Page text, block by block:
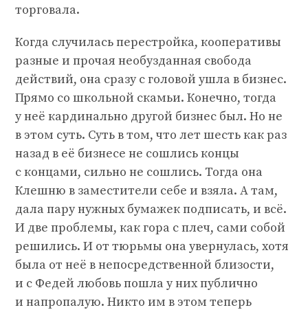
торговала.
Когда случилась перестройка, кооперативы
разные и прочая необузданная свобода
действий, она сразу с головой ушла в бизнес.
Прямо со школьной скамьи. Конечно, тогда
у неё кардинально другой бизнес был. Но не
в этом суть. Суть в том, что лет шесть как раз
назад в её бизнесе не сошлись концы
с концами, сильно не сошлись. Тогда она
Клешню в заместители себе и взяла. А там,
дала пару нужных бумажек подписать, и всё.
И две проблемы, как гора с плеч, сами собой
решились. И от тюрьмы она увернулась, хотя
была от неё в непосредственной близости,
и с Федей любовь пошла у них публично
и напропалую. Никто им в этом теперь